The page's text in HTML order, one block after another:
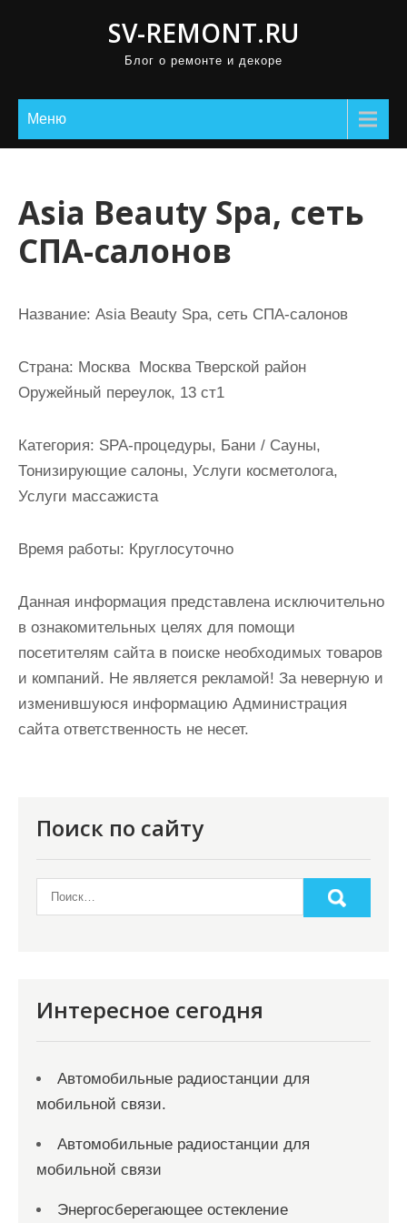
SV-REMONT.RU
Блог о ремонте и декоре
Меню
Asia Beauty Spa, сеть
СПА-салонов
Название: Asia Beauty Spa, сеть СПА-салонов
Страна: Москва Москва Тверской район
Оружейный переулок, 13 ст1
Категория: SPA-процедуры, Бани / Сауны,
Тонизирующие салоны, Услуги косметолога,
Услуги массажиста
Время работы: Круглосуточно
Данная информация представлена исключительно
в ознакомительных целях для помощи
посетителям сайта в поиске необходимых товаров
и компаний. Не является рекламой! За неверную и
изменившуюся информацию Администрация
сайта ответственность не несет.
Поиск по сайту
Интересное сегодня
Автомобильные радиостанции для
мобильной связи.
Автомобильные радиостанции для
мобильной связи
Энергосберегающее остекление